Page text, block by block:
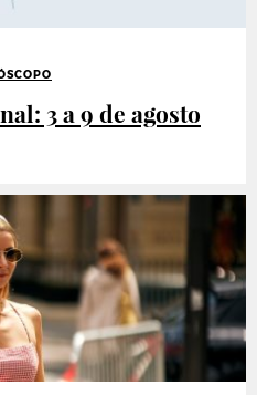
3 a 9 de agosto